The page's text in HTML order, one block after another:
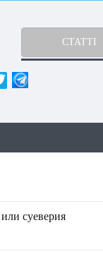
СТАТТІ
суеверия